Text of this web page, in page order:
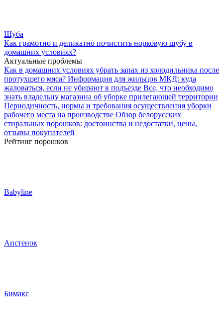
Шуба
Как грамотно и деликатно почистить норковую шубу в
домашних условиях?
Актуальные проблемы
Как в домашних условиях убрать запах из холодильника после
протухшего мяса? Информация для жильцов МКД: куда
жаловаться, если не убирают в подъезде Все, что необходимо
знать владельцу магазина об уборке прилегающей территории
Периодичность, нормы и требования осуществления уборки
рабочего места на производстве Обзор белорусских
стиральных порошков: достоинства и недостатки, цены,
отзывы покупателей
Рейтинг порошков
Babyline
Аистенок
Бимакс